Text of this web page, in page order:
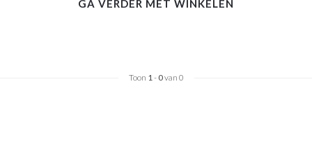
GA VERDER MET WINKELEN
Toon 1- 0van 0